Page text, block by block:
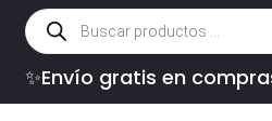
Búsqueda
de
productos
✨Envío gratis en